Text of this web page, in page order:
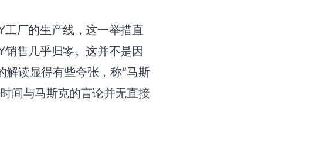
厂的生产线，这一举措直
售几乎归零。这并不是因
解读显得有些夸张，称“马斯
间与马斯克的言论并无直接